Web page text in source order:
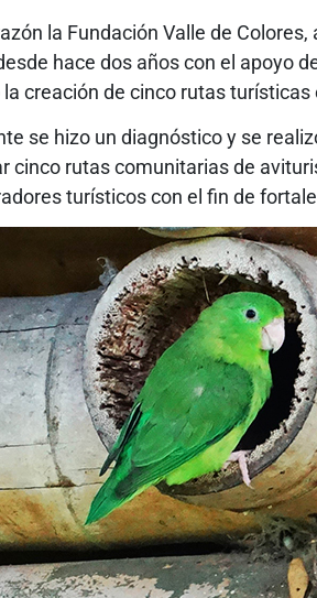
la Fundación Valle de
hace dos años con el apoyo
creación de cinco rutas
se hizo un diagnóstico y se
cinco rutas comunitarias de
turísticos con el fin de